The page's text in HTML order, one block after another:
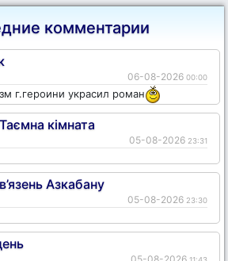
комментарии
06-08-2026 00:00
г.героини украсил роман
кімната
05-08-2026 23:31
Азкабану
05-08-2026 23:30